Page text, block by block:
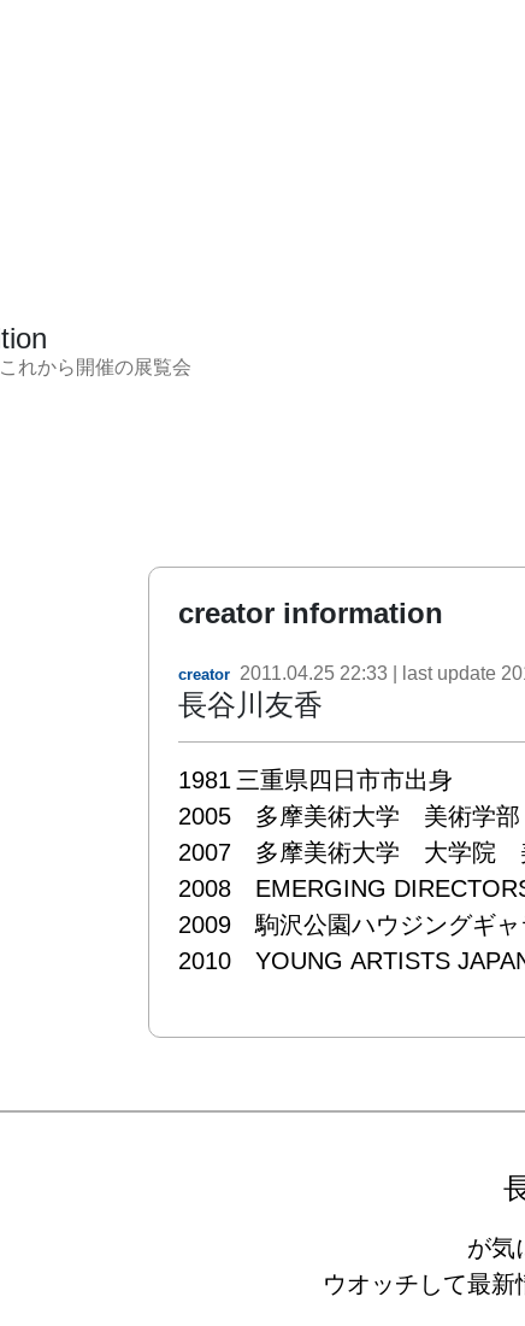
れから開催の展覧会
creator information
creator 2011.04.25 22:33 | last update
長谷川友香
1981	三重県四日市市出身
2005　多摩美術大学　美術学
2007　多摩美術大学　大学院
2008　EMERGING
2009　駒沢公園ハウジングギ
2010　YOUNG ARTISTS
が気
ウオッチして最新